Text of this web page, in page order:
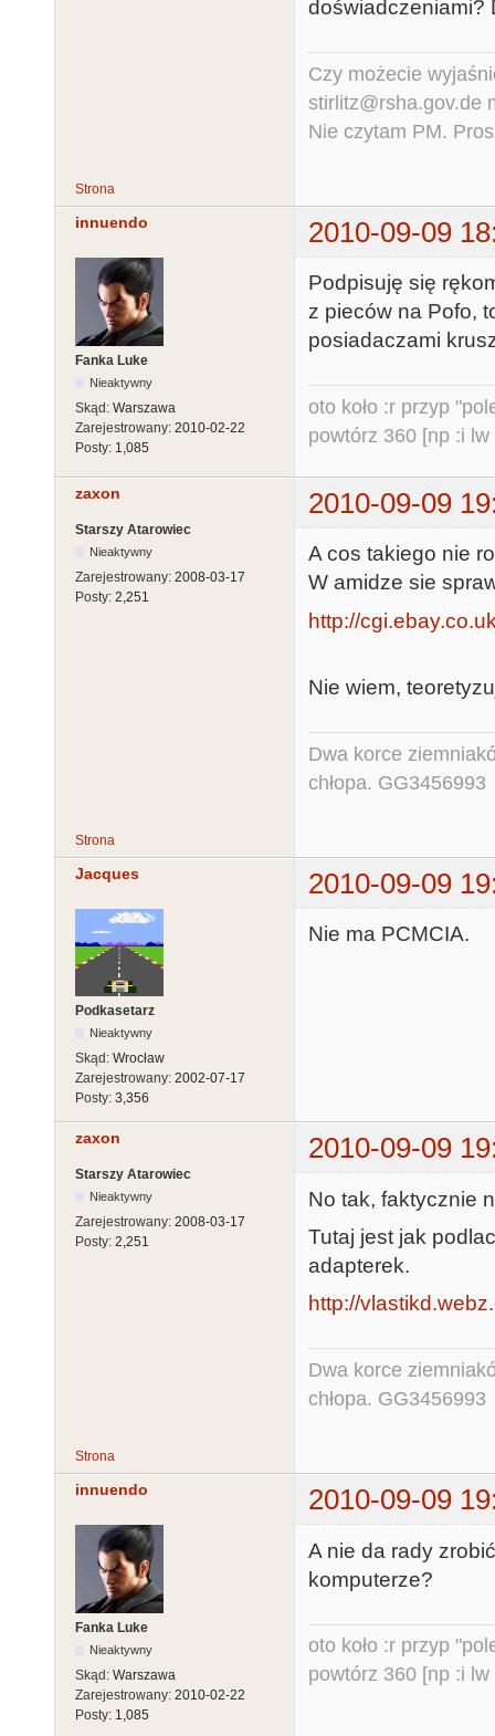
doświadczeniami?
Czy możecie
stirlitz@rsha.gov.de
Nie czytam PM.
Strona
innuendo 2010-09-09
Fanka Luke
Nieaktywny
Skąd: Warszawa
Zarejestrowany: 2010-02-22
Posty: 1,085
Podpisuję się
z pieców na Pofo,
posiadaczami
oto koło :r przyp
powtórz 360 [np :i lw
zaxon 2010-09-09
Starszy Atarowiec
Nieaktywny
Zarejestrowany: 2008-03-17
Posty: 2,251
A cos takiego nie
W amidze sie
http://
Nie wiem,
Dwa korce
chłopa. GG3456993
Strona
Jacques 2010-09-09
Podkasetarz
Nieaktywny
Skąd: Wrocław
Zarejestrowany: 2002-07-17
Posty: 3,356
Nie ma PCMCIA.
zaxon 2010-09-09
Starszy Atarowiec
Nieaktywny
Zarejestrowany: 2008-03-17
Posty: 2,251
No tak, faktycznie
Tutaj jest jak
adapterek.
http://
Dwa korce
chłopa. GG3456993
Strona
innuendo 2010-09-09
Fanka Luke
Nieaktywny
Skąd: Warszawa
Zarejestrowany: 2010-02-22
Posty: 1,085
A nie da rady
komputerze?
oto koło :r przyp
powtórz 360 [np :i lw